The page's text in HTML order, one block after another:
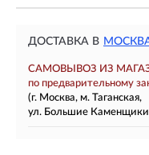
ДОСТАВКА В
САМОВЫВОЗ ИЗ
по предварительному
(г. Москва, м. Таганская,
ул. Большие Каменщики,